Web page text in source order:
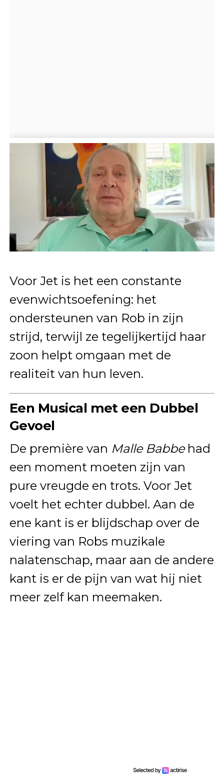
Voor Jet is het een constante
evenwichtsoefening: het
ondersteunen van Rob in zijn
strijd, terwijl ze tegelijkertijd haar
zoon helpt omgaan met de
realiteit van hun leven.
Een Musical met een Dubbel
Gevoel
De première van Malle Babbehad
een moment moeten zijn van
pure vreugde en trots. Voor Jet
voelt het echter dubbel. Aan de
ene kant is er blijdschap over de
viering van Robs muzikale
nalatenschap, maar aan de andere
kant is er de pijn van wat hij niet
meer zelf kan meemaken.